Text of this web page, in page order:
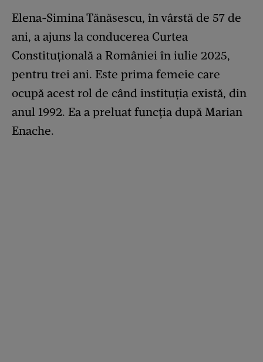
Elena-Simina Tănăsescu, în vârstă de 57 de
ani, a ajuns la conducerea Curtea
Constituțională a României în iulie 2025,
pentru trei ani. Este prima femeie care
ocupă acest rol de când instituția există, din
anul 1992. Ea a preluat funcția după Marian
Enache.